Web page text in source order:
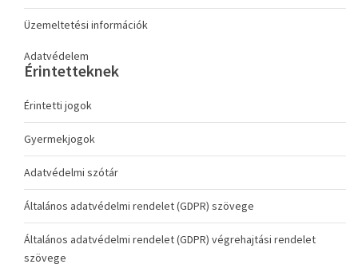
Üzemeltetési információk
Adatvédelem
Érintetteknek
Érintetti jogok
Gyermekjogok
Adatvédelmi szótár
Általános adatvédelmi rendelet (GDPR) szövege
Általános adatvédelmi rendelet (GDPR) végrehajtási rendelet
szövege